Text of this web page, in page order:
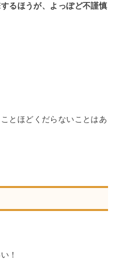
るほうが、 よっぽど不謹慎
とほどくだらないことはあ
！